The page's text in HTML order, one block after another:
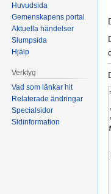
Huvudsida
Gemenskapens portal
Aktuella händelser
Slumpsida
Hjälp
Verktyg
Vad som länkar hit
Relaterade ändringar
Specialsidor
Sidinformation